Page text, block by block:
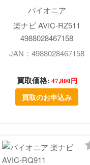
パイオニア
楽ナビ AVIC-RZ511
4988028467158
JAN：4988028467158
買取価格: 47,800円
買取のお申込み